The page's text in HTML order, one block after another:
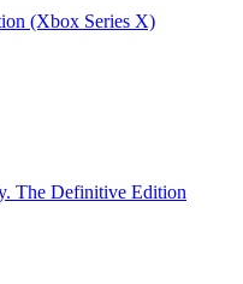
(Xbox Series X)
The Definitive Edition